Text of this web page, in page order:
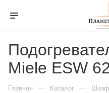
Miele ESW
Главная — Каталог —